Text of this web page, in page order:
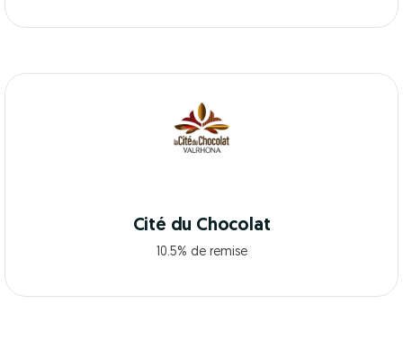
Cité du Chocolat
10.5% de remise